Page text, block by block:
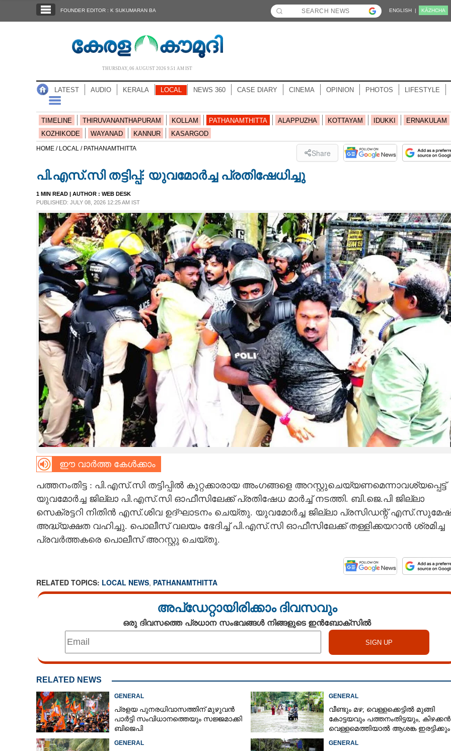
NOTIFIED NEWS
NEWS 360
CASE DIARY
LIFESTYLE
SPIRITUAL
CARTOONS
LITERATURE
FOUNDER EDITOR : K SUKUMARAN BA ENGLISH | KĀZHCHA
THURSDAY, 06 AUGUST 2026 9.51 AM IST
LATEST AUDIO KERALA LOCAL NEWS 360 CASE DIARY CINEMA OPINION PHOTOS LIFESTYLE
TIMELINE THIRUVANANTHAPURAM KOLLAM PATHANAMTHITTA ALAPPUZHA KOTTAYAM IDUKKI
ERNAKULAM
KOZHIKODE
WAYANAD KANNUR KASARGOD
HOME / LOCAL / PATHANAMTHITTA Share
പി.എസ്.സി തട്ടിപ്പ്: യുവമോർച്ച പ്രതിഷേധിച്ചു
1 MIN READ | AUTHOR : WEB DESK
PUBLISHED: JULY 08, 2026 12:25 AM IST
ഈ വാർത്ത കേൾക്കാം
പത്തനംതിട്ട : പി.എസ്.സി തട്ടിപ്പിൽ കുറ്റക്കാരായ അംഗങ്ങളെ അറസ്റ്റുചെയ്യണമെന്നാവശ്യപ്പെട്ട്
യുവമോർച്ച ജില്ലാ പി.എസ്.സി ഓഫീസിലേക്ക് പ്രതിഷേധ മാർച്ച് നടത്തി. ബി.ജെ.പി ജില്ലാ
സെക്രട്ടറി നിതിൻ എസ്.ശിവ ഉദ്ഘാടനം ചെയ്തു. യുവമോർച്ച ജില്ലാ പ്രസിഡന്റ് എസ്.സുമേഷ്
അദ്ധ്യക്ഷത വഹിച്ചു. പൊലീസ് വലയം ഭേദിച്ച് പി.എസ്.സി ഓഫീസിലേക്ക് തള്ളിക്കയറാൻ ശ്രമിച്ച
പ്രവർത്തകരെ പൊലീസ് അറസ്റ്റു ചെയ്തു.
RELATED TOPICS: LOCAL NEWS, PATHANAMTHITTA
അപ്ഡേറ്റായിരിക്കാം ദിവസവും
ഒരു ദിവസത്തെ പ്രധാന സംഭവങ്ങൾ നിങ്ങളുടെ ഇൻബോക്സിൽ
RELATED NEWS
GENERAL
പ്രളയ പുനരധിവാസത്തിന് മുഴുവൻ
പാർട്ടി സംവിധാനത്തെയും സജ്ജമാക്കി
ബിജെപി
GENERAL
വീണ്ടും മഴ; വെള്ളക്കെട്ടിൽ മുങ്ങി
കോട്ടയവും പത്തനംതിട്ടയും, കിഴക്കൻ
വെള്ളമെത്തിയാൽ ആശങ്ക ഇരട്ടിക്കും
GENERAL GENERAL